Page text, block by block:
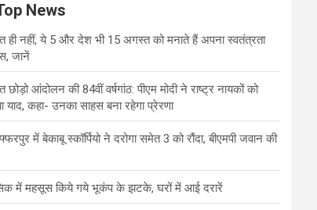
News
ही नहीं, ये 5 और देश भी 15 अगस्त को मनाते हैं अपना स्वतंत्रता
जानें
छोड़ो आंदोलन की 84वीं वर्षगांठ: पीएम मोदी ने राष्ट्र नायकों को
याद, कहा- उनका साहस बना रहेगा प्रेरणा
में बेकाबू स्कॉर्पियो ने दरोगा समेत 3 को रौंदा, बीएमपी जवान की
में महसूस किये गये भूकंप के झटके, घरों में आई दरारें